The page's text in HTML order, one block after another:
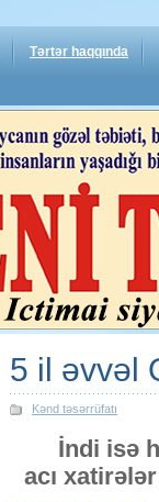
Tərtər haqqında
5 il əvvəl
Kənd təsərrüfatı
İndi isə
acı